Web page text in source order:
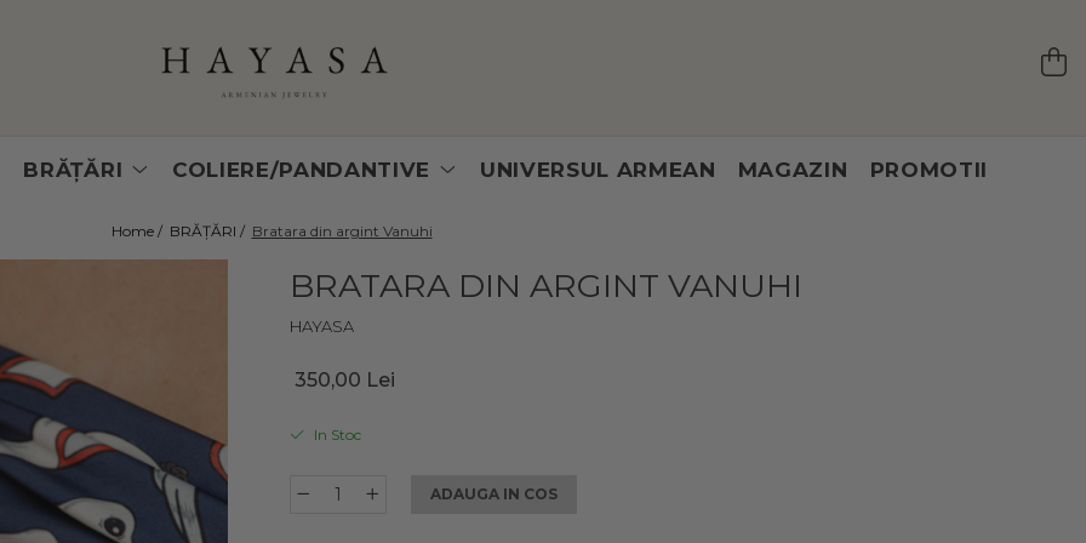
BRĂȚĂRI COLIERE/PANDANTIVE UNIVERSUL ARMEAN MAGAZIN PROMOTII
Home / BRĂȚĂRI / Bratara din argint Vanuhi
BRATARA DIN ARGINT VANUHI
HAYASA
350,00 Lei
In Stoc
ADAUGA IN COS